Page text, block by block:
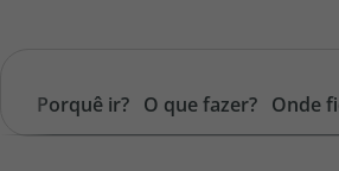
Porquê ir? O que fazer? Onde